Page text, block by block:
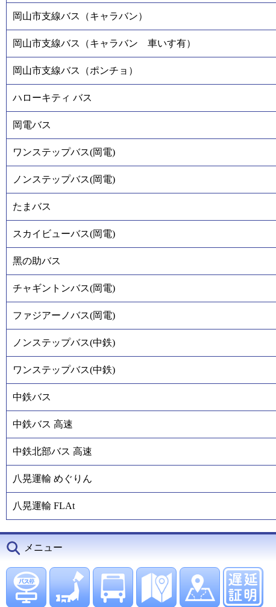
岡山市支線バス（キャラバン）
岡山市支線バス（キャラバン 車いす有）
岡山市支線バス（ポンチョ）
ハローキティ バス
岡電バス
ワンステップバス(岡電)
ノンステップバス(岡電)
たまバス
スカイビューバス(岡電)
黑の助バス
チャギントンバス(岡電)
ファジアーノバス(岡電)
ノンステップバス(中鉄)
ワンステップバス(中鉄)
中鉄バス
中鉄バス 高速
中鉄北部バス 高速
八晃運輸 めぐりん
八晃運輸 FLAt
メニュー